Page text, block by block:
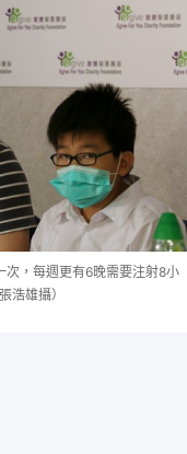
次，每週更有6晚需要注射8小
浩雄攝）